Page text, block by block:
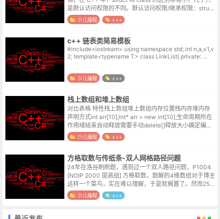
是默认访问权限的不同。默认访问权限/继承权限：struct
的默认成员访问权限和默认继承方式都是 public。c...
少儿编程 c++
c++ 链表类简易模板
#include<iostream> using namespace std; int n,a,v1,v
2; template<typename T> class LinkList{ private: ...
少儿编程 c++
栈上数组和堆上数组
对比表格 特性栈上数组堆上数组内存位置栈内存堆内存
声明方式int arr[10];int* arr = new int[10];生命周期所在
作用域结束自动释放需要手动delete[]释放大小确定编译
时确定（必须是常量）运行时确定（可以...
少儿编程 c++
方格取数与传纸条-双人网格路径问题
24年在洛谷刷刷题，遇到过一个双人路径问题，P1004
[NOIP 2000 提高组] 方格取数，题解的4维数组对于博主
这样一个菜鸟，实在难以理解，于是就搁置了。然而25年
的时候又遇到了P1006 [NOIP 2008 提高组] 传纸...
少儿编程 c++